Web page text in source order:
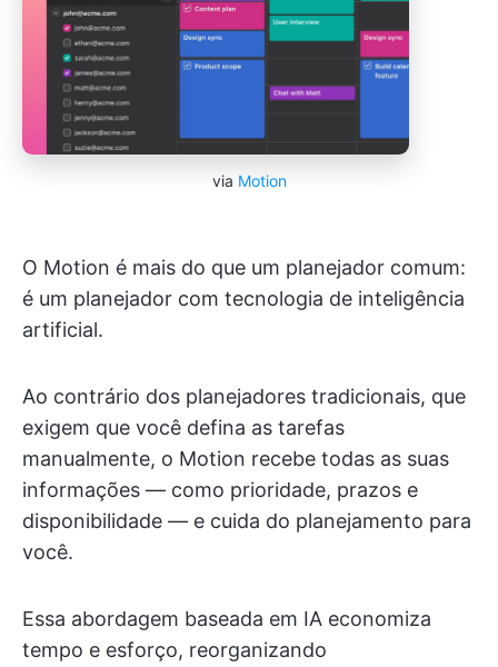
via Motion
O Motion é mais do que um planejador comum:
é um planejador com tecnologia de inteligência
artificial.
Ao contrário dos planejadores tradicionais, que
exigem que você defina as tarefas
manualmente, o Motion recebe todas as suas
informações — como prioridade, prazos e
disponibilidade — e cuida do planejamento para
você.
Essa abordagem baseada em IA economiza
tempo e esforço, reorganizando